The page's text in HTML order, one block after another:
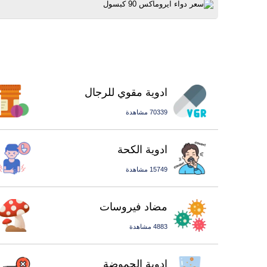
ادوية مقوي للرجال
70339 مشاهدة
ادوية الكحة
15749 مشاهدة
مضاد فيروسات
4883 مشاهدة
ادوية الحموضة